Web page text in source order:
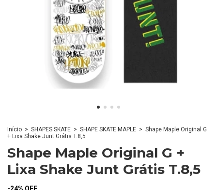
Início > SHAPES SKATE > SHAPE SKATE MAPLE > Shape Maple Original G
+ Lixa Shake Junt Grátis T.8,5
Shape Maple Original G +
Lixa Shake Junt Grátis T.8,5